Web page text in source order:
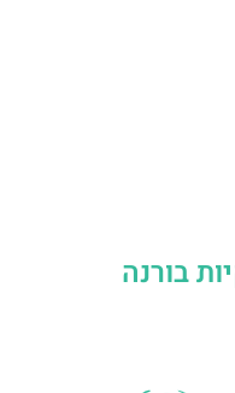
בורנה